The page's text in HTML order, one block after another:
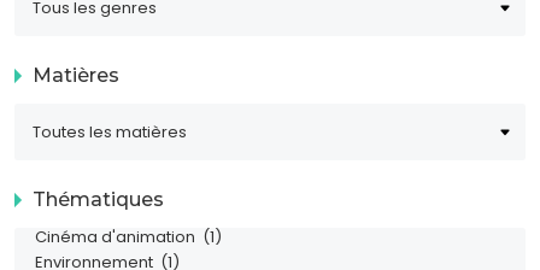
Matières
Thématiques